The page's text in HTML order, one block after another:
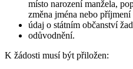
místo narození manžela,
změna jména nebo
údaj o státním občanství
odůvodnění.
K žádosti musí být přiložen: